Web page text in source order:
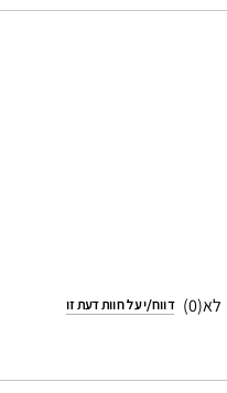
0 דווח/י על חוות דעת זו